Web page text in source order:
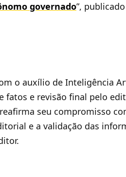
governado”,
o auxílio de Inteligência
fatos e revisão final pelo
reafirma seu compromisso
e a validação das